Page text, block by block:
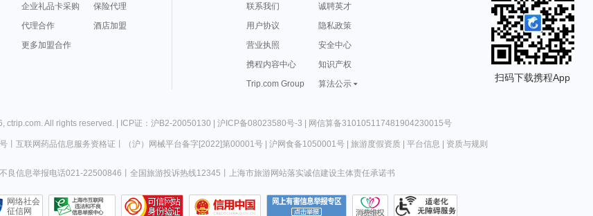
企业礼品卡采购
保险代理
代理合作
酒店加盟
更多加盟合作
联系我们
诚聘英才
用户协议
隐私政策
营业执照
安全中心
携程内容中心
知识产权
Trip.com Group
算法公示
扫码下载携程App
, ctrip.com. All rights reserved. | ICP证：沪B2-20050130 | 沪ICP备08023580号-3 | 网信算备310105117481904230015号
丨 互联网药品信息服务资格证 （沪）网械平台备字[2022]第00001号| 沪网食备1050001号| 旅游度假资质| 平台信息 资质与规则
良信息举报电话021-22500846 全国旅游投诉热线12345 上海市旅游网站落实诚信建设主体责任承诺书
网络社会
征信网